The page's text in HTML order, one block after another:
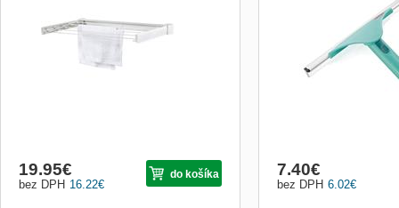
16.22€
bez DPH
19.95€ do košíka
záběru 28 cm,
systémem, záruka 3 roky
6.02€
bez DPH
7.40€